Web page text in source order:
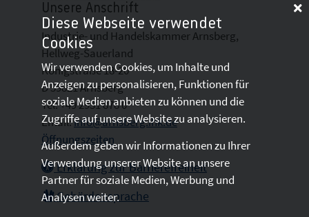
Unsere Anschrift
Industrie- und Handelskammer Arnsberg,
Hellweg-Sauerland
Königstraße 18-20
D 59821 Arnsberg
Tel: +49 2931 878 0
Email:info@arnsberg.ihk.de
Öffnungszeiten
Erklärung zur Barrierefreiheit
Gebärdensprache
Diese Webseite verwendet
Cookies
Wir verwenden Cookies, um Inhalte und
Anzeigen zu personalisieren, Funktionen für
soziale Medien anbieten zu können und die
Zugriffe auf unsere Website zu analysieren.
Außerdem geben wir Informationen zu Ihrer
Verwendung unserer Website an unsere
Partner für soziale Medien, Werbung und
Analysen weiter.